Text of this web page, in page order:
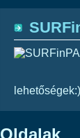
Oldalak